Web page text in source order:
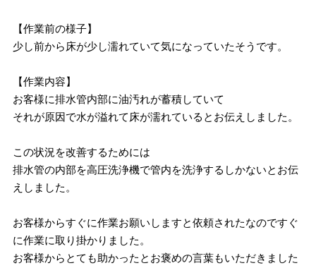
【作業前の様子】
少し前から床が少し濡れていて気になっていたそうです。
【作業内容】
お客様に排水管内部に油汚れが蓄積していて
それが原因で水が溢れて床が濡れているとお伝えしました。
この状況を改善するためには
排水管の内部を高圧洗浄機で管内を洗浄するしかないとお伝
えしました。
お客様からすぐに作業お願いしますと依頼されたなのですぐ
に作業に取り掛かりました。
お客様からとても助かったとお褒めの言葉もいただきました